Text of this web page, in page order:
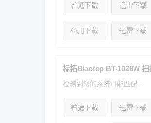
普通下载 迅雷下载
备用下载 迅雷下载
标拓Biaotop BT-1028W
检测到您的系统可能匹配...
普通下载 迅雷下载